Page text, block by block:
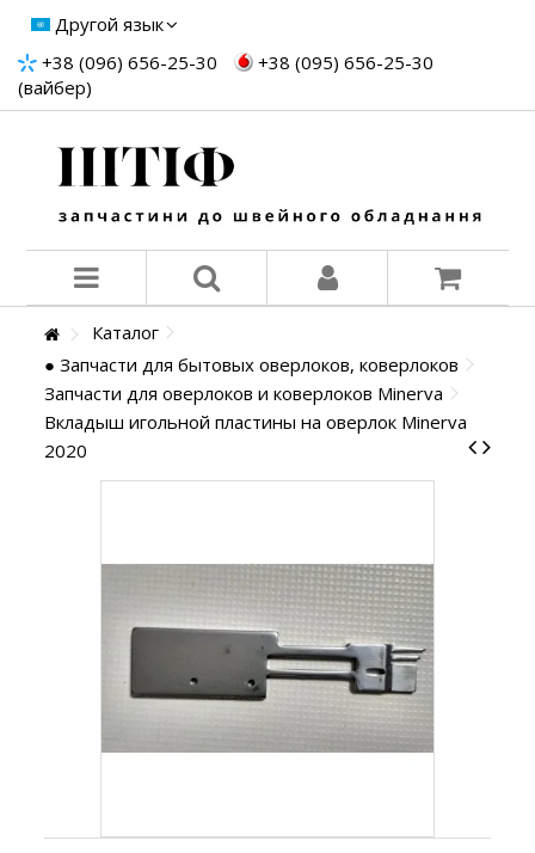
Другой язык
+38 (096) 656-25-30
+38 (095) 656-25-30
(вайбер)
Каталог
● Запчасти для бытовых оверлоков, коверлоков
Запчасти для оверлоков и коверлоков Minerva
Вкладыш игольной пластины на оверлок Minerva
2020